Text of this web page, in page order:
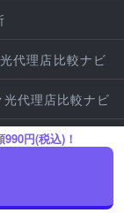
代理店比較ナビ
光代理店比較ナビ
と代理店比較ナ
円(税込)！